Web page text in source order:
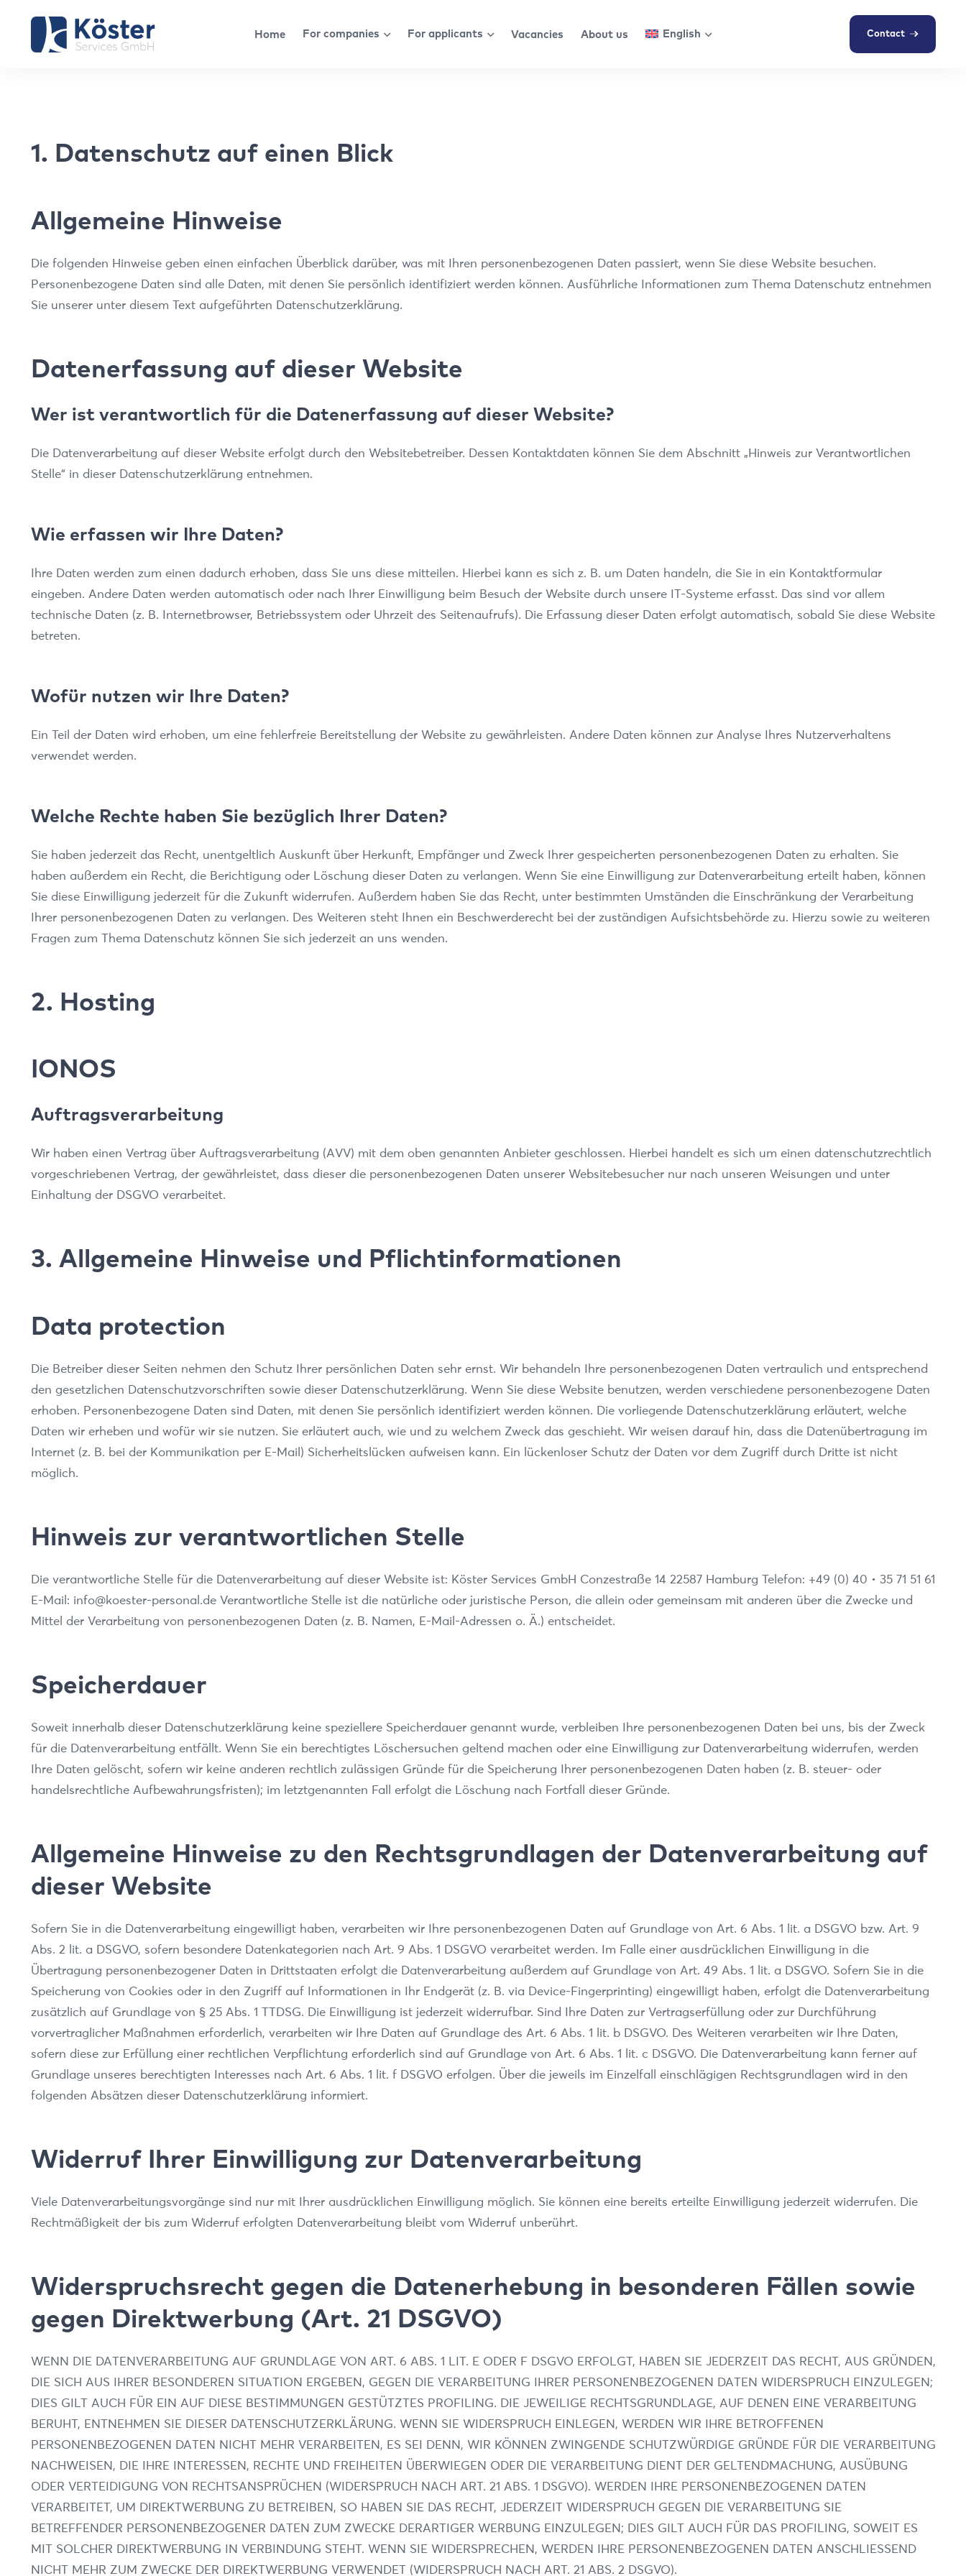
Home For companies For applicants Vacancies About us English Contact
1. Datenschutz auf einen Blick
Allgemeine Hinweise
Die folgenden Hinweise geben einen einfachen Überblick darüber, was mit Ihren personenbezogenen Daten passiert, wenn Sie diese Website besuchen.
Personenbezogene Daten sind alle Daten, mit denen Sie persönlich identifiziert werden können. Ausführliche Informationen zum Thema Datenschutz entnehmen
Sie unserer unter diesem Text aufgeführten Datenschutzerklärung.
Datenerfassung auf dieser Website
Wer ist verantwortlich für die Datenerfassung auf dieser Website?
Die Datenverarbeitung auf dieser Website erfolgt durch den Websitebetreiber. Dessen Kontaktdaten können Sie dem Abschnitt „Hinweis zur Verantwortlichen
Stelle“ in dieser Datenschutzerklärung entnehmen.
Wie erfassen wir Ihre Daten?
Ihre Daten werden zum einen dadurch erhoben, dass Sie uns diese mitteilen. Hierbei kann es sich z. B. um Daten handeln, die Sie in ein Kontaktformular
eingeben. Andere Daten werden automatisch oder nach Ihrer Einwilligung beim Besuch der Website durch unsere IT-Systeme erfasst. Das sind vor allem
technische Daten (z. B. Internetbrowser, Betriebssystem oder Uhrzeit des Seitenaufrufs). Die Erfassung dieser Daten erfolgt automatisch, sobald Sie diese Website
betreten.
Wofür nutzen wir Ihre Daten?
Ein Teil der Daten wird erhoben, um eine fehlerfreie Bereitstellung der Website zu gewährleisten. Andere Daten können zur Analyse Ihres Nutzerverhaltens
verwendet werden.
Welche Rechte haben Sie bezüglich Ihrer Daten?
Sie haben jederzeit das Recht, unentgeltlich Auskunft über Herkunft, Empfänger und Zweck Ihrer gespeicherten personenbezogenen Daten zu erhalten. Sie
haben außerdem ein Recht, die Berichtigung oder Löschung dieser Daten zu verlangen. Wenn Sie eine Einwilligung zur Datenverarbeitung erteilt haben, können
Sie diese Einwilligung jederzeit für die Zukunft widerrufen. Außerdem haben Sie das Recht, unter bestimmten Umständen die Einschränkung der Verarbeitung
Ihrer personenbezogenen Daten zu verlangen. Des Weiteren steht Ihnen ein Beschwerderecht bei der zuständigen Aufsichtsbehörde zu. Hierzu sowie zu weiteren
Fragen zum Thema Datenschutz können Sie sich jederzeit an uns wenden.
2. Hosting
IONOS
Auftragsverarbeitung
Wir haben einen Vertrag über Auftragsverarbeitung (AVV) mit dem oben genannten Anbieter geschlossen. Hierbei handelt es sich um einen datenschutzrechtlich
vorgeschriebenen Vertrag, der gewährleistet, dass dieser die personenbezogenen Daten unserer Websitebesucher nur nach unseren Weisungen und unter
Einhaltung der DSGVO verarbeitet.
3. Allgemeine Hinweise und Pflichtinformationen
Data protection
Die Betreiber dieser Seiten nehmen den Schutz Ihrer persönlichen Daten sehr ernst. Wir behandeln Ihre personenbezogenen Daten vertraulich und entsprechend
den gesetzlichen Datenschutzvorschriften sowie dieser Datenschutzerklärung. Wenn Sie diese Website benutzen, werden verschiedene personenbezogene Daten
erhoben. Personenbezogene Daten sind Daten, mit denen Sie persönlich identifiziert werden können. Die vorliegende Datenschutzerklärung erläutert, welche
Daten wir erheben und wofür wir sie nutzen. Sie erläutert auch, wie und zu welchem Zweck das geschieht. Wir weisen darauf hin, dass die Datenübertragung im
Internet (z. B. bei der Kommunikation per E-Mail) Sicherheitslücken aufweisen kann. Ein lückenloser Schutz der Daten vor dem Zugriff durch Dritte ist nicht
möglich.
Hinweis zur verantwortlichen Stelle
Die verantwortliche Stelle für die Datenverarbeitung auf dieser Website ist: Köster Services GmbH Conzestraße 14 22587 Hamburg Telefon: +49 (0) 40 • 35 71 51 61
E-Mail: info@koester-personal.de Verantwortliche Stelle ist die natürliche oder juristische Person, die allein oder gemeinsam mit anderen über die Zwecke und
Mittel der Verarbeitung von personenbezogenen Daten (z. B. Namen, E-Mail-Adressen o. Ä.) entscheidet.
Speicherdauer
Soweit innerhalb dieser Datenschutzerklärung keine speziellere Speicherdauer genannt wurde, verbleiben Ihre personenbezogenen Daten bei uns, bis der Zweck
für die Datenverarbeitung entfällt. Wenn Sie ein berechtigtes Löschersuchen geltend machen oder eine Einwilligung zur Datenverarbeitung widerrufen, werden
Ihre Daten gelöscht, sofern wir keine anderen rechtlich zulässigen Gründe für die Speicherung Ihrer personenbezogenen Daten haben (z. B. steuer- oder
handelsrechtliche Aufbewahrungsfristen); im letztgenannten Fall erfolgt die Löschung nach Fortfall dieser Gründe.
Allgemeine Hinweise zu den Rechtsgrundlagen der Datenverarbeitung auf
dieser Website
Sofern Sie in die Datenverarbeitung eingewilligt haben, verarbeiten wir Ihre personenbezogenen Daten auf Grundlage von Art. 6 Abs. 1 lit. a DSGVO bzw. Art. 9
Abs. 2 lit. a DSGVO, sofern besondere Datenkategorien nach Art. 9 Abs. 1 DSGVO verarbeitet werden. Im Falle einer ausdrücklichen Einwilligung in die
Übertragung personenbezogener Daten in Drittstaaten erfolgt die Datenverarbeitung außerdem auf Grundlage von Art. 49 Abs. 1 lit. a DSGVO. Sofern Sie in die
Speicherung von Cookies oder in den Zugriff auf Informationen in Ihr Endgerät (z. B. via Device-Fingerprinting) eingewilligt haben, erfolgt die Datenverarbeitung
zusätzlich auf Grundlage von § 25 Abs. 1 TTDSG. Die Einwilligung ist jederzeit widerrufbar. Sind Ihre Daten zur Vertragserfüllung oder zur Durchführung
vorvertraglicher Maßnahmen erforderlich, verarbeiten wir Ihre Daten auf Grundlage des Art. 6 Abs. 1 lit. b DSGVO. Des Weiteren verarbeiten wir Ihre Daten,
sofern diese zur Erfüllung einer rechtlichen Verpflichtung erforderlich sind auf Grundlage von Art. 6 Abs. 1 lit. c DSGVO. Die Datenverarbeitung kann ferner auf
Grundlage unseres berechtigten Interesses nach Art. 6 Abs. 1 lit. f DSGVO erfolgen. Über die jeweils im Einzelfall einschlägigen Rechtsgrundlagen wird in den
folgenden Absätzen dieser Datenschutzerklärung informiert.
Widerruf Ihrer Einwilligung zur Datenverarbeitung
Viele Datenverarbeitungsvorgänge sind nur mit Ihrer ausdrücklichen Einwilligung möglich. Sie können eine bereits erteilte Einwilligung jederzeit widerrufen. Die
Rechtmäßigkeit der bis zum Widerruf erfolgten Datenverarbeitung bleibt vom Widerruf unberührt.
Widerspruchsrecht gegen die Datenerhebung in besonderen Fällen sowie
gegen Direktwerbung (Art. 21 DSGVO)
WENN DIE DATENVERARBEITUNG AUF GRUNDLAGE VON ART. 6 ABS. 1 LIT. E ODER F DSGVO ERFOLGT, HABEN SIE JEDERZEIT DAS RECHT, AUS GRÜNDEN,
DIE SICH AUS IHRER BESONDEREN SITUATION ERGEBEN, GEGEN DIE VERARBEITUNG IHRER PERSONENBEZOGENEN DATEN WIDERSPRUCH EINZULEGEN;
DIES GILT AUCH FÜR EIN AUF DIESE BESTIMMUNGEN GESTÜTZTES PROFILING. DIE JEWEILIGE RECHTSGRUNDLAGE, AUF DENEN EINE VERARBEITUNG
BERUHT, ENTNEHMEN SIE DIESER DATENSCHUTZERKLÄRUNG. WENN SIE WIDERSPRUCH EINLEGEN, WERDEN WIR IHRE BETROFFENEN
PERSONENBEZOGENEN DATEN NICHT MEHR VERARBEITEN, ES SEI DENN, WIR KÖNNEN ZWINGENDE SCHUTZWÜRDIGE GRÜNDE FÜR DIE VERARBEITUNG
NACHWEISEN, DIE IHRE INTERESSEN, RECHTE UND FREIHEITEN ÜBERWIEGEN ODER DIE VERARBEITUNG DIENT DER GELTENDMACHUNG, AUSÜBUNG
ODER VERTEIDIGUNG VON RECHTSANSPRÜCHEN (WIDERSPRUCH NACH ART. 21 ABS. 1 DSGVO). WERDEN IHRE PERSONENBEZOGENEN DATEN
VERARBEITET, UM DIREKTWERBUNG ZU BETREIBEN, SO HABEN SIE DAS RECHT, JEDERZEIT WIDERSPRUCH GEGEN DIE VERARBEITUNG SIE
BETREFFENDER PERSONENBEZOGENER DATEN ZUM ZWECKE DERARTIGER WERBUNG EINZULEGEN; DIES GILT AUCH FÜR DAS PROFILING, SOWEIT ES
MIT SOLCHER DIREKTWERBUNG IN VERBINDUNG STEHT. WENN SIE WIDERSPRECHEN, WERDEN IHRE PERSONENBEZOGENEN DATEN ANSCHLIESSEND
NICHT MEHR ZUM ZWECKE DER DIREKTWERBUNG VERWENDET (WIDERSPRUCH NACH ART. 21 ABS. 2 DSGVO).